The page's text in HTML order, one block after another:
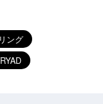
ング